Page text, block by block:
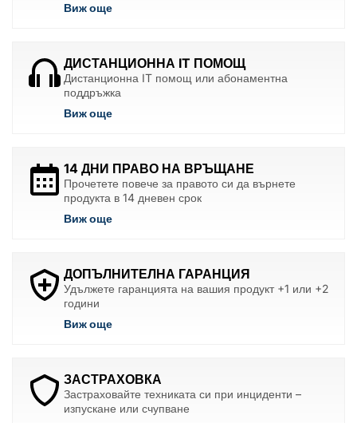
Виж още
ДИСТАНЦИОННА IT ПОМОЩ
Дистанционна IT помощ или абонаментна
поддръжка
Виж още
14 ДНИ ПРАВО НА ВРЪЩАНЕ
Прочетете повече за правото си да върнете
продукта в 14 дневен срок
Виж още
ДОПЪЛНИТЕЛНА ГАРАНЦИЯ
Удължете гаранцията на вашия продукт +1 или +2
години
Виж още
ЗАСТРАХОВКА
Застраховайте техниката си при инциденти –
изпускане или счупване